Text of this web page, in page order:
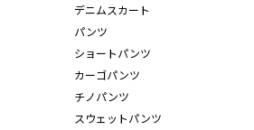
デニムスカート
パンツ
ショートパンツ
カーゴパンツ
チノパンツ
スウェットパンツ